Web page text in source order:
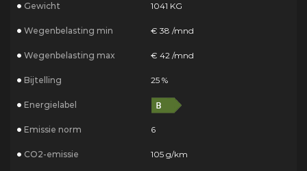
Gewicht 1041 KG
Wegenbelasting min € 38 /mnd
Wegenbelasting max € 42 /mnd
Bijtelling 25 %
Energielabel
Emissie norm 6
CO2-emissie 105 g/km